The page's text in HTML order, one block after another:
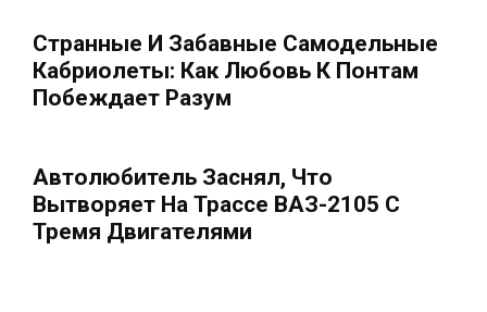
Странные И Забавные Самодельные
Кабриолеты: Как Любовь К Понтам
Побеждает Разум
Автолюбитель Заснял, Что
Вытворяет На Трассе ВАЗ-2105 С
Тремя Двигателями